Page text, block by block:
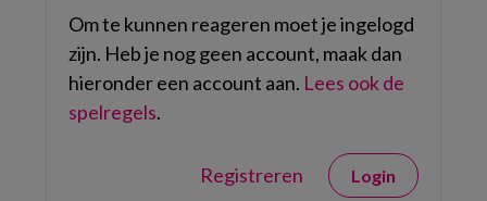
Om te kunnen reageren moet je ingelogd
zijn. Heb je nog geen account, maak dan
hieronder een account aan. Lees ook de
spelregels.
Registreren Login